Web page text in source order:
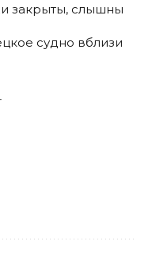
закрыты, слышны
судно вблизи